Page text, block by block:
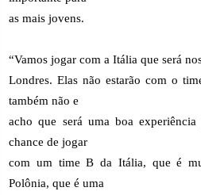
as mais jovens.
“Vamos jogar com a Itália que será
Londres. Elas não estarão com o
também não e
acho que será uma boa
chance de jogar
com um time B da Itália, que é
Polônia, que é uma